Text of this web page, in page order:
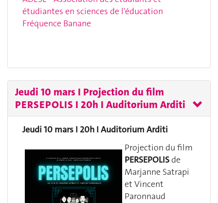
étudiantes en sciences de l'éducation
Fréquence Banane
Jeudi 10 mars I Projection du film
PERSEPOLIS I 20h I Auditorium Arditi
Jeudi 10 mars I 20h I Auditorium Arditi
Projection du film
PERSEPOLIS de
Marjanne Satrapi
et Vincent
Paronnaud